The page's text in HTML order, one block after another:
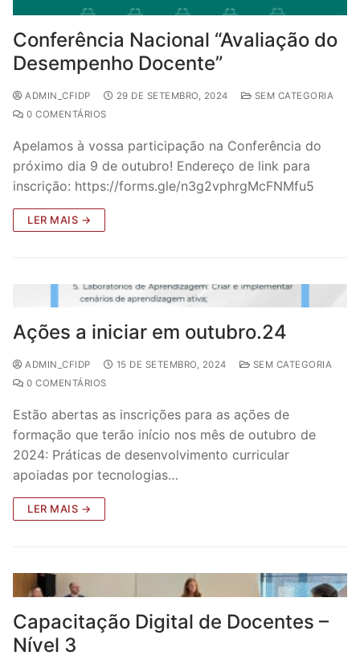
Conferência Nacional “Avaliação do
Desempenho Docente”
ADMIN_CFIDP 29 DE SETEMBRO, 2024
SEM CATEGORIA
0 COMENTÁRIOS
Apelamos à vossa participação na Conferência do
próximo dia 9 de outubro! Endereço de link para
inscrição: https://forms.gle/n3g2vphrgMcFNMfu5
LER MAIS →
Ações a iniciar em outubro.24
ADMIN_CFIDP 15 DE SETEMBRO, 2024
SEM CATEGORIA
0 COMENTÁRIOS
Estão abertas as inscrições para as ações de
formação que terão início nos mês de outubro de
2024: Práticas de desenvolvimento curricular
apoiadas por tecnologias…
LER MAIS →
Capacitação Digital de Docentes –
Nível 3